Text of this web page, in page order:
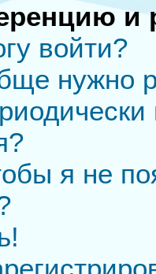
и
войти?
нужно
я не